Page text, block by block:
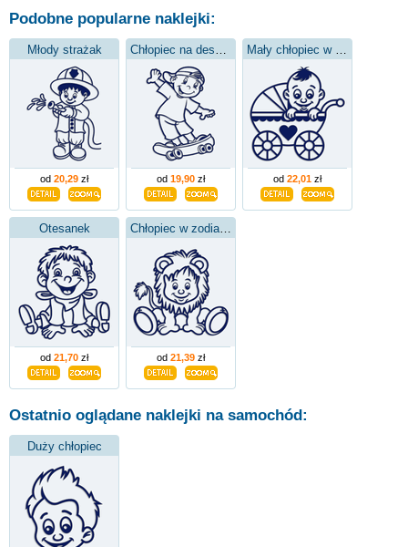
Podobne popularne naklejki:
Młody strażak
od 20,29 zł od 19,90 zł od 22,01 zł
Otesanek
od 21,70 zł od 21,39 zł
Ostatnio oglądane naklejki na samochód:
Duży chłopiec